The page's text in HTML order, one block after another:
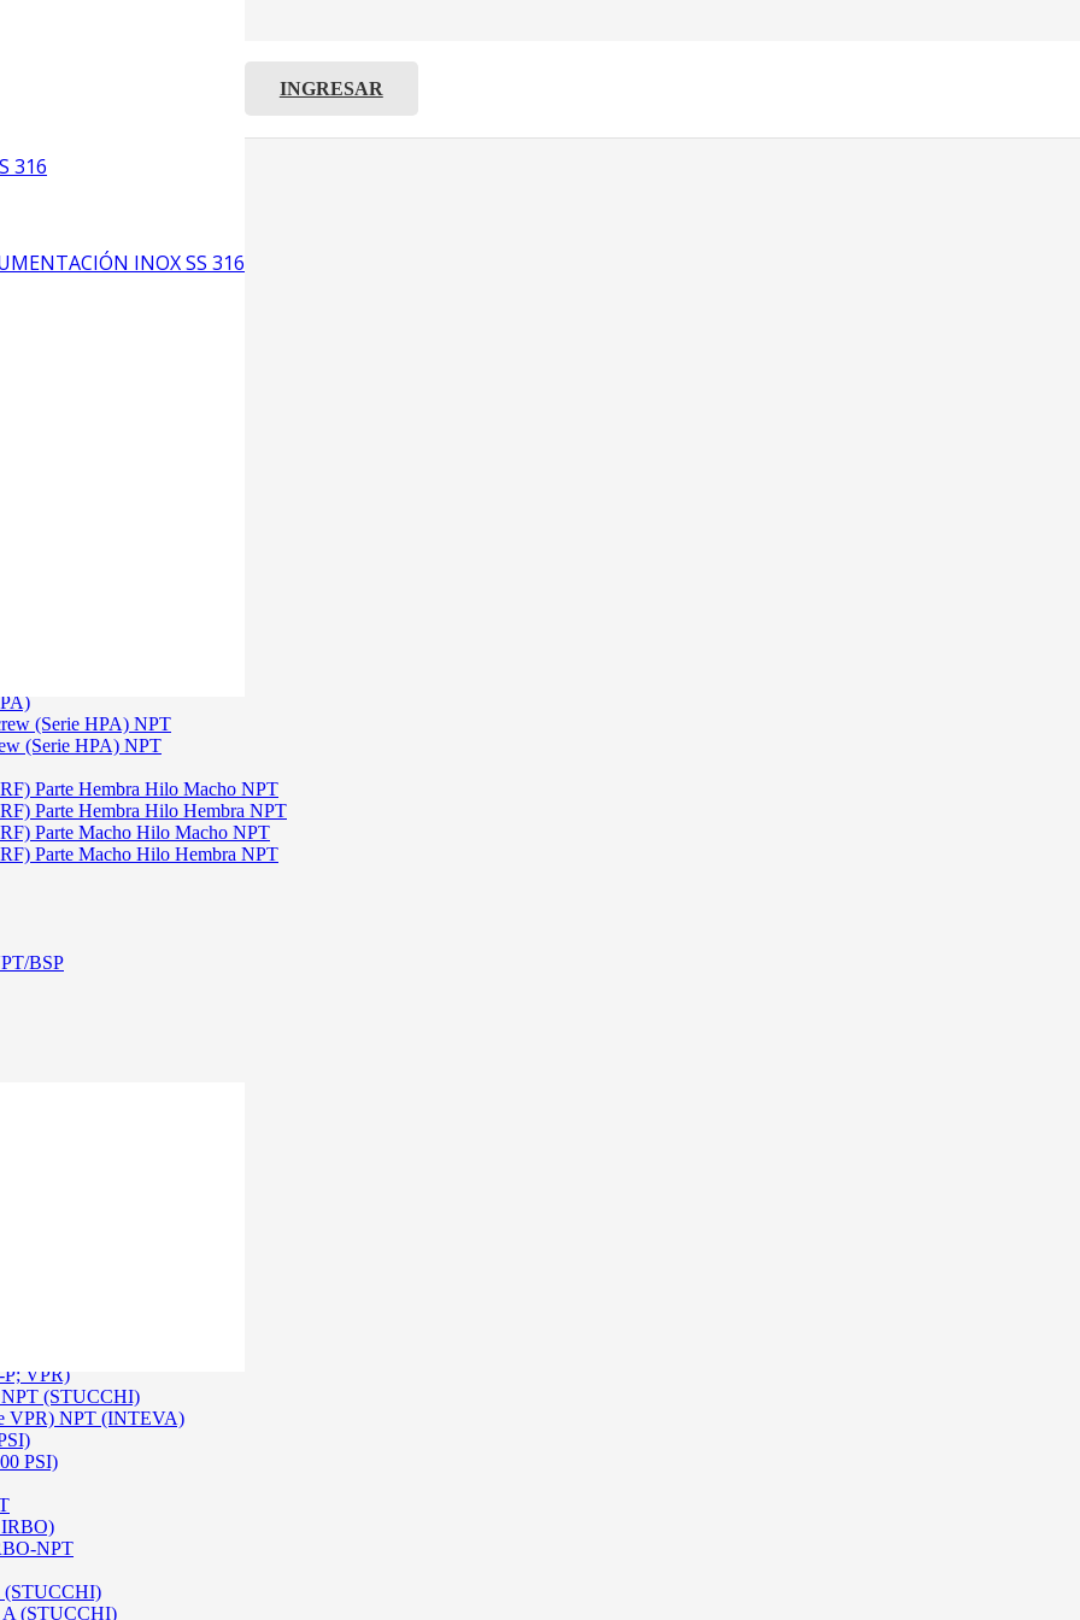
316
INOX SS 316
INGRESAR
(Serie HPA) NPT
(Serie HPA) NPT
Parte Hembra Hilo Macho NPT
Parte Hembra Hilo Hembra NPT
Parte Macho Hilo Macho NPT
Parte Macho Hilo Hembra NPT
BSP
P; VPR)
NPT (STUCCHI)
VPR) NPT (INTEVA)
PSI)
IRBO)
NPT
(STUCCHI)
A (STUCCHI)